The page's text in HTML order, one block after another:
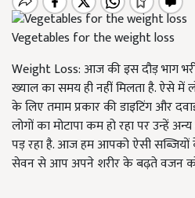
Vegetables for the weight loss
Weight Loss: आज की इस दौड़ भाग
ख्याल का समय ही नहीं मिलता है. ऐसे
के लिए तमाम प्रकार की डाइटिंग और
लोगों का मोटापा कम हो रहा पर उन्हें
पड़ रहा है. आज हम आपको ऐसी
सेवन से आप अपने शरीर के बढ़ते वजन